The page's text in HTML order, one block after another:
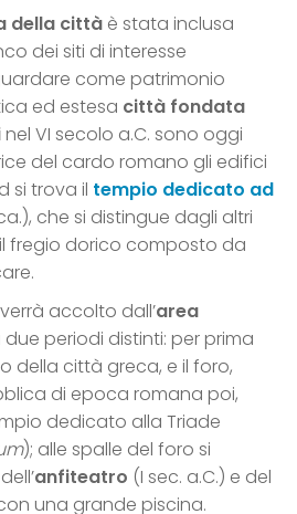
della città è stata inclusa
dei siti di interesse
come patrimonio
ed estesa città fondata
nel VI secolo a.C. sono oggi
del cardo romano gli edifici
si trova il tempio dedicato ad
che si distingue dagli altri
fregio dorico composto da
accolto dall’area
due periodi distinti: per prima
della città greca, e il foro,
di epoca romana poi,
dedicato alla Triade
); alle spalle del foro si
anfiteatro (I sec. a.C.) e del
una grande piscina.